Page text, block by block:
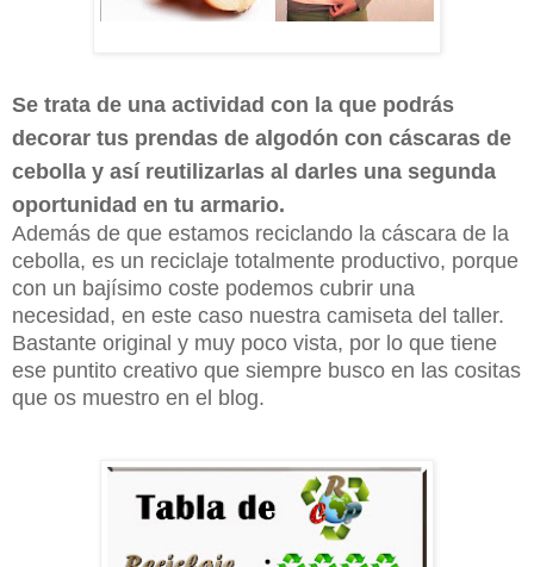
Se trata de una actividad con la que podrás
decorar tus prendas de algodón con cáscaras de
cebolla y así reutilizarlas al darles una segunda
oportunidad en tu armario.
Además de que estamos reciclando la cáscara de la
cebolla, es un reciclaje totalmente productivo, porque
con un bajísimo coste podemos cubrir una
necesidad, en este caso nuestra camiseta del taller.
Bastante original y muy poco vista, por lo que tiene
ese puntito creativo que siempre busco en las cositas
que os muestro en el blog.